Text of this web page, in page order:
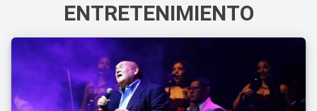
ENTRETENIMIENTO